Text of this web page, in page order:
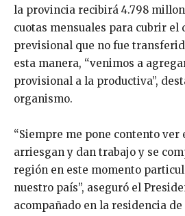
la provincia recibirá 4.798
cuotas mensuales para cubrir el
previsional que no fue
esta manera, “venimos a
provisional a la productiva”,
organismo.
“Siempre me pone contento ver
arriesgan y dan trabajo y se
región en este momento
nuestro país”, aseguró el
acompañado en la residencia